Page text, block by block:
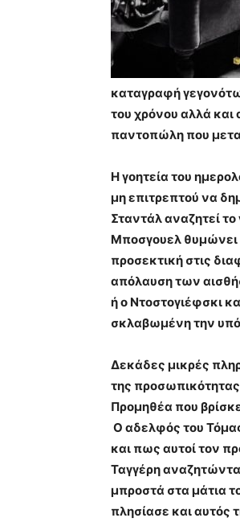
καταγραφή
του χρόνου αλλά και
παντοπώλη που
Η γοητεία του
μη επιτρεπτού να
Σταντάλ αναζητεί
Μποσγουελ θυμώνει
προσεκτική στις
απόλαυση των
ή ο Ντοστογιέφσκι
σκλαβωμένη την
Δεκάδες μικρές
της
Προμηθέα που
Ο αδελφός του
και πως αυτοί τον
Ταγγέρη
μπροστά στα μάτια
πλησίασε και αυτός